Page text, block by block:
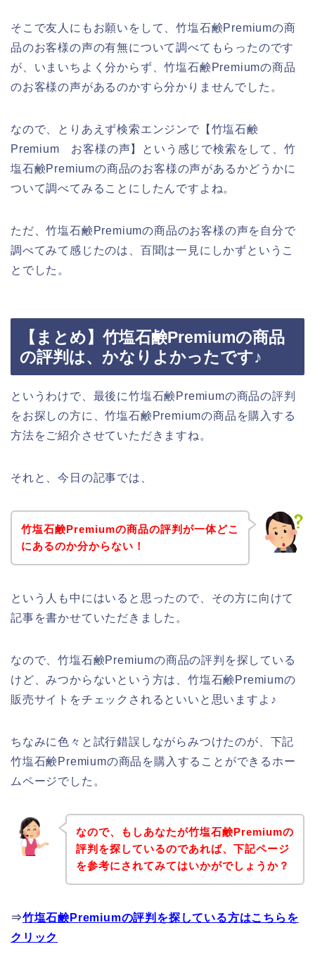
そこで友人にもお願いをして、竹塩石鹸Premiumの商
品のお客様の声の有無について調べてもらったのです
が、いまいちよく分からず、竹塩石鹸Premiumの商品
のお客様の声があるのかすら分かりませんでした。
なので、とりあえず検索エンジンで【竹塩石鹸
Premium お客様の声】という感じで検索をして、竹
塩石鹸Premiumの商品のお客様の声があるかどうかに
ついて調べてみることにしたんですよね。
ただ、竹塩石鹸Premiumの商品のお客様の声を自分で
調べてみて感じたのは、百聞は一見にしかずというこ
とでした。
【まとめ】竹塩石鹸Premiumの商品
の評判は、かなりよかったです♪
というわけで、最後に竹塩石鹸Premiumの商品の評判
をお探しの方に、竹塩石鹸Premiumの商品を購入する
方法をご紹介させていただきますね。
それと、今日の記事では、
竹塩石鹸Premiumの商品の評判が一体どこ
にあるのか分からない！
という人も中にはいると思ったので、その方に向けて
記事を書かせていただきました。
なので、竹塩石鹸Premiumの商品の評判を探している
けど、みつからないという方は、竹塩石鹸Premiumの
販売サイトをチェックされるといいと思いますよ♪
ちなみに色々と試行錯誤しながらみつけたのが、下記
竹塩石鹸Premiumの商品を購入することができるホー
ムページでした。
なので、もしあなたが竹塩石鹸Premiumの
評判を探しているのであれば、下記ページ
を参考にされてみてはいかがでしょうか？
⇒竹塩石鹸Premiumの評判を探している方はこちらを
クリック